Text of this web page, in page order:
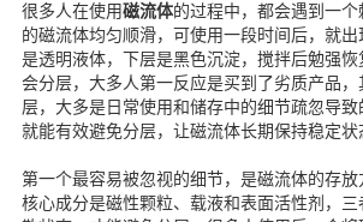
很多人在使用磁流体的过程中，都会遇到一
的磁流体均匀顺滑，可使用一段时间后，就
是透明液体，下层是黑色沉淀，搅拌后勉强恢
会分层，大多人第一反应是买到了劣质产品
层，大多是日常使用和储存中的细节疏忽导致
就能有效避免分层，让磁流体长期保持稳定状
第一个最容易被忽视的细节，是磁流体的存
核心成分是磁性颗粒、载液和表面活性剂，